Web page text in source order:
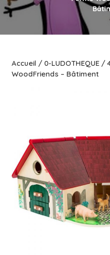
Accueil / 0-LUDOTHEQUE /
WoodFriends – Bâtiment